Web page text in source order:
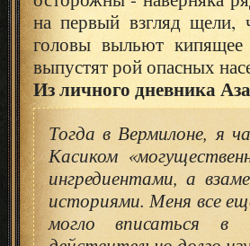
на первый взгляд щели,
головы выльют
выпустят рой опасных
Из личного дневника
Тогда в Вермилоне, я
Касиком
ингредиентами, а
историями. Меня все
могло вписаться в